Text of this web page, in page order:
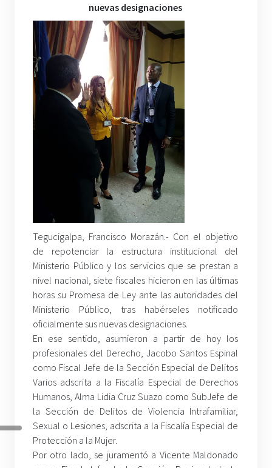
nuevas designaciones
Tegucigalpa, Francisco Morazán.- Con el objetivo
de repotenciar la estructura institucional del
Ministerio Público y los servicios que se prestan a
nivel nacional, siete fiscales hicieron en las últimas
horas su Promesa de Ley ante las autoridades del
Ministerio Público, tras habérseles notificado
oficialmente sus nuevas designaciones.
En ese sentido, asumieron a partir de hoy los
profesionales del Derecho, Jacobo Santos Espinal
como Fiscal Jefe de la Sección Especial de Delitos
Varios adscrita a la Fiscalía Especial de Derechos
Humanos, Alma Lidia Cruz Suazo como SubJefe de
la Sección de Delitos de Violencia Intrafamiliar,
Sexual o Lesiones, adscrita a la Fiscalía Especial de
Protección a la Mujer.
Por otro lado, se juramentó a Vicente Maldonado